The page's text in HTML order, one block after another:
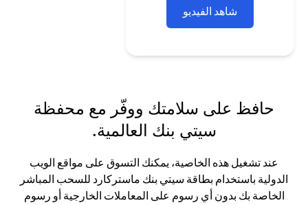
شاهد الفيديو
حافظ على سلامتك ووفّر مع محفظة
سيتي بنك العالمية.
عند تشغيل هذه الخاصية، يمكنك التسوق على مواقع الويب
الدولية باستخدام بطاقة سيتي بنك ماستركارد للسحب المباشر
الخاصة بك بدون أي رسوم على المعاملات الخارجية أو رسوم